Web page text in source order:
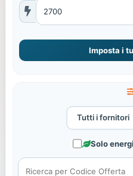
Imposta i
Tutti i fornitori
Solo